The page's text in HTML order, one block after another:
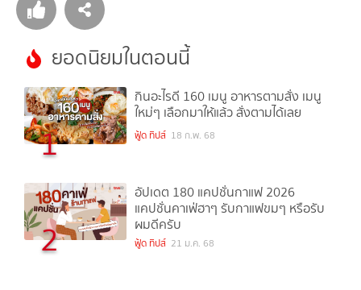
ยอดนิยมในตอนนี้
1
กินอะไรดี 160 เมนู อาหารตามสั่ง เมนู
ใหม่ๆ เลือกมาให้แล้ว สั่งตามได้เลย
ฟู้ด ทิปส์ 18 ก.พ. 68
2
อัปเดต 180 แคปชั่นกาแฟ 2026
แคปชั่นคาเฟ่ฮาๆ รับกาแฟขมๆ หรือรับ
ผมดีครับ
ฟู้ด ทิปส์ 21 ม.ค. 68